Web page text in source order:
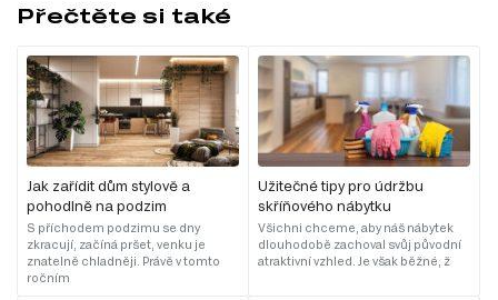
Přečtěte si také
Jak zařídit dům stylově a
pohodlně na podzim
S příchodem podzimu se dny
zkracují, začíná pršet, venku je
znatelně chladněji. Právě v tomto
ročním
Užitečné tipy pro údržbu
skříňového nábytku
Všichni chceme, aby náš nábytek
dlouhodobě zachoval svůj původní
atraktivní vzhled. Je však běžné, ž